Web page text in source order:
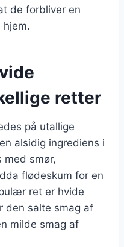
de forbliver en
hjem.
retter
på utallige
alsidig ingrediens i
med smør,
flødeskum for en
ret er hvide
den salte smag af
milde smag af